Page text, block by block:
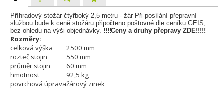
Příhradový stožár čtyřboký 2,5 metru - žár Při posílání přepravní
službou bude k ceně stožáru připočteno poštovné dle ceníku GEIS,
bez ohledu na výši objednávky. !!!!Ceny a druhy přepravy ZDE!!!!!
Rozměry:
celková výška
2500 mm
rozteč stojin
550 mm
průměr stojin
60 mm
hmotnost
92,5 kg
povrchová úpravažárový zinek